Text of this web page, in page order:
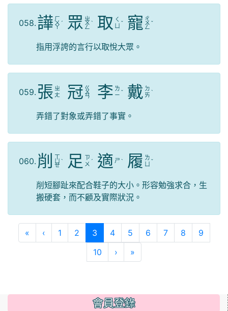
058. 譁 ㄏ
ㄨ
ㄚ
ˊ 眾 ㄓ
ㄨ
ㄥ
ˋ 取 ㄑ
ˇ 寵 ㄔ
ㄨ
ㄥ
ˇ
指用浮誇的言行以取悅大眾。
059. 張 ㄓ
ㄤ
冠 ㄍ
ㄨ
ㄢ 李 ㄌ
ㄧ ˇ 戴 ㄉ
ㄞ ˋ
弄錯了對象或弄錯了事實。
060. 削 ㄒ
ㄩ
ㄝ
ˋ 足 ㄗ
ㄨ ˊ 適 ㄕ ˋ 履 ㄌ
ˇ
削短腳趾來配合鞋子的大小。形容勉強求合，生
搬硬套，而不顧及實際狀況。
« 第一頁
‹上一頁
1 2 3(目前頁次)
4 5 6 7 8
9
10
›下一頁
»最後頁
會員登錄